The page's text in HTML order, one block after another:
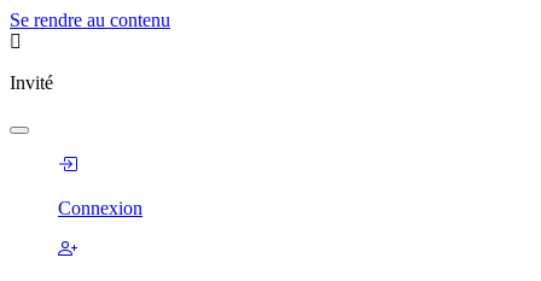
Se rendre au contenu
Invité
Connexion